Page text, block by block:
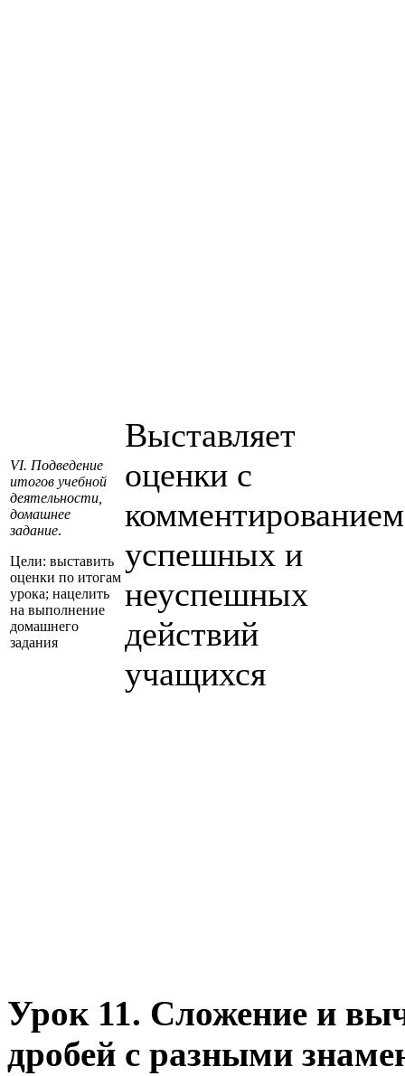
VI. Подведение
итогов учебной
деятельности,
домашнее
задание.
Цели: выставить
оценки по итогам
урока; нацелить
на выполнение
домашнего
задания
Выставляет
оценки с
комментированием
успешных и
неуспешных
действий
учащихся
Урок 11. Сложение и
дробей с разными